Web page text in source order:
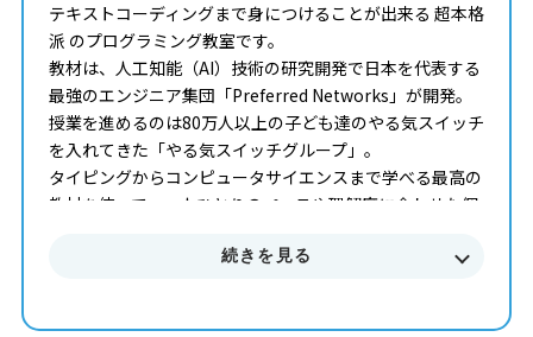
テキストコーディングまで身につけることが出来る 超本格
派 のプログラミング教室です。
教材は、人工知能（AI）技術の研究開発で日本を代表する
最強のエンジニア集団「Preferred Networks」が開発。
授業を進めるのは80万人以上の子ども達のやる気スイッチ
を入れてきた「やる気スイッチグループ」。
タイピングからコンピュータサイエンスまで学べる最高の
教材を使って、一人ひとりのペースや理解度に合わせた個
まずはお気軽に無料体験授業にご参加下さい。
続きを見る